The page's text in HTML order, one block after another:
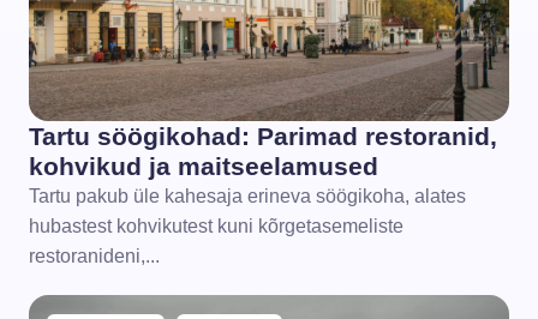
Tartu söögikohad: Parimad restoranid,
kohvikud ja maitseelamused
Tartu pakub üle kahesaja erineva söögikoha, alates
hubastest kohvikutest kuni kõrgetasemeliste
restoranideni,...